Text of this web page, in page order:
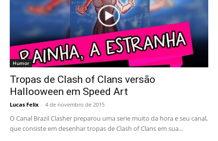
Humor
Tropas de Clash of Clans versão
Hallooween em Speed Art
Lucas Felix - 4 de novembro de 2015
O Canal Brazil Clasher preparou uma serie muito da hora e seu canal,
que consiste em desenhar tropas de Clash of Clans em sua...